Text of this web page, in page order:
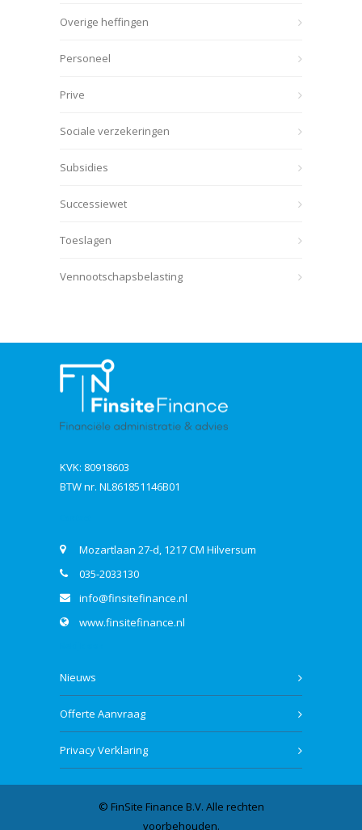
Overige heffingen
Personeel
Prive
Sociale verzekeringen
Subsidies
Successiewet
Toeslagen
Vennootschapsbelasting
KVK: 80918603
BTW nr. NL861851146B01
Mozartlaan 27-d, 1217 CM Hilversum
035-2033130
info@finsitefinance.nl
www.finsitefinance.nl
Nieuws
Offerte Aanvraag
Privacy Verklaring
© FinSite Finance B.V. Alle rechten
voorbehouden.